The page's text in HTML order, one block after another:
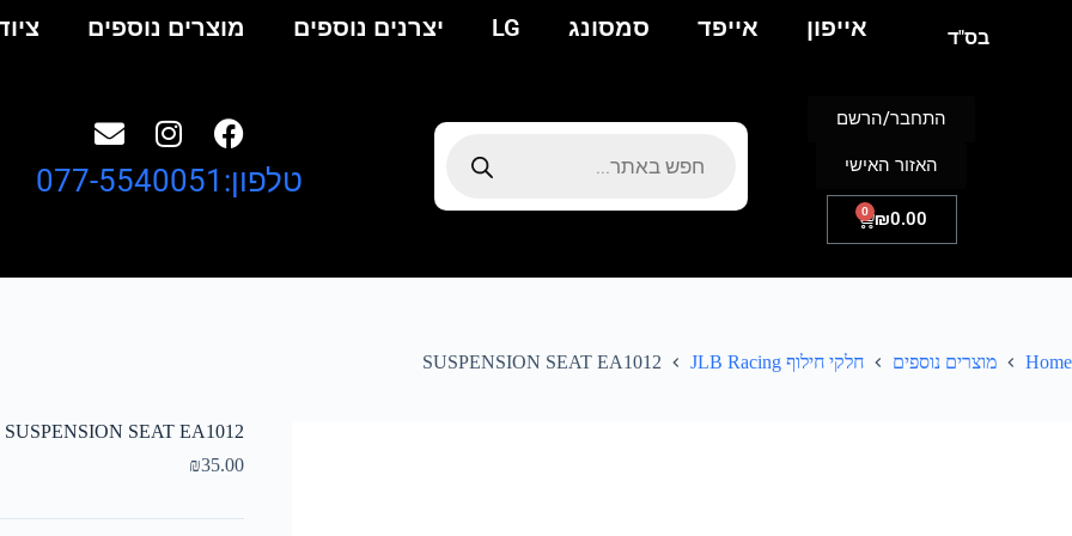
אייפון אייפד סמסונג LG יצרנים נוספים מוצרים נוספים בס"ד
₪0.00
0
התחבר/הרשם
האזור האישי טלפון:077-5540051
Home מוצרים נוספים חלקי חילוף JLB Racing SUSPENSION SEAT EA1012
SUSPENSION SEAT EA1012
₪35.00